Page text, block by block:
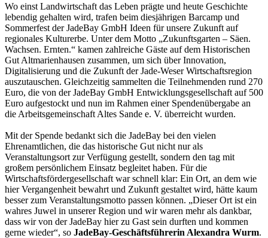
Wo einst Landwirtschaft das Leben prägte und heute Geschichte
lebendig gehalten wird, trafen beim diesjährigen Barcamp und
Sommerfest der JadeBay GmbH Ideen für unsere Zukunft auf
regionales Kulturerbe. Unter dem Motto „Zukunftsgarten – Säen.
Wachsen. Ernten.“ kamen zahlreiche Gäste auf dem Historischen
Gut Altmarienhausen zusammen, um sich über Innovation,
Digitalisierung und die Zukunft der Jade-Weser Wirtschaftsregion
auszutauschen. Gleichzeitig sammelten die Teilnehmenden rund 270
Euro, die von der JadeBay GmbH Entwicklungsgesellschaft auf 500
Euro aufgestockt und nun im Rahmen einer Spendenübergabe an
die Arbeitsgemeinschaft Altes Sande e. V. überreicht wurden.
Mit der Spende bedankt sich die JadeBay bei den vielen
Ehrenamtlichen, die das historische Gut nicht nur als
Veranstaltungsort zur Verfügung gestellt, sondern den tag mit
großem persönlichem Einsatz begleitet haben. Für die
Wirtschaftsfördergesellschaft war schnell klar: Ein Ort, an dem wie
hier Vergangenheit bewahrt und Zukunft gestaltet wird, hätte kaum
besser zum Veranstaltungsmotto passen können. „Dieser Ort ist ein
wahres Juwel in unserer Region und wir waren mehr als dankbar,
dass wir von der JadeBay hier zu Gast sein durften und kommen
gerne wieder“, so JadeBay-Geschäftsführerin Alexandra Wurm.